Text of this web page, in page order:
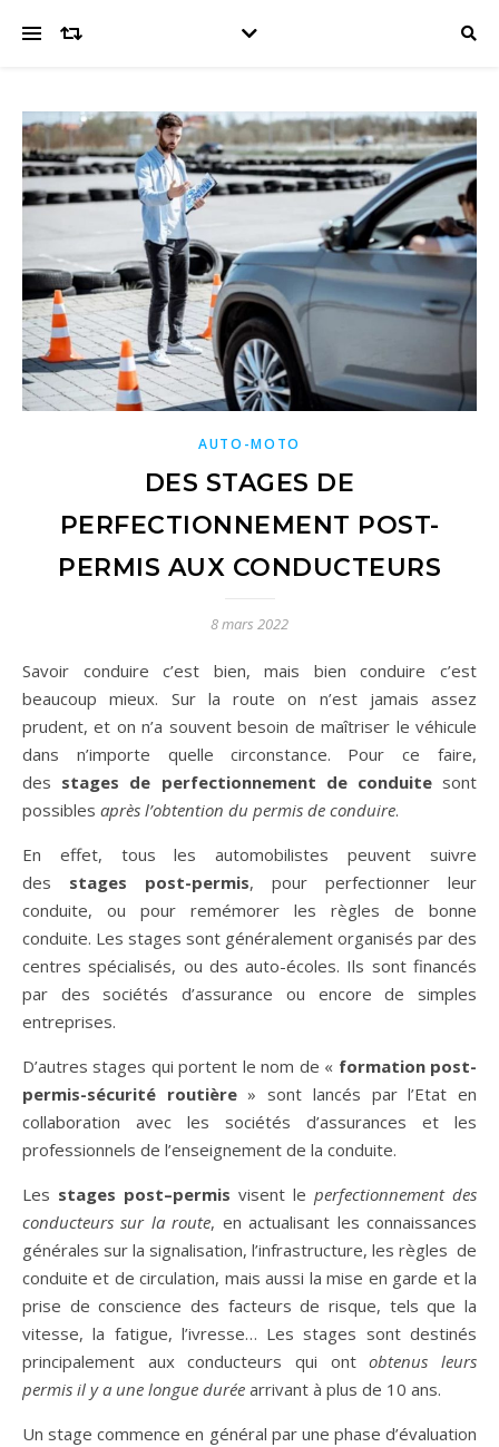
AUTO-MOTO
DES STAGES DE
PERFECTIONNEMENT POST-
PERMIS AUX CONDUCTEURS
8 mars 2022
Savoir conduire c’est bien, mais bien conduire c’est
beaucoup mieux. Sur la route on n’est jamais assez
prudent, et on n’a souvent besoin de maîtriser le véhicule
dans n’importe quelle circonstance. Pour ce faire,
des stages de perfectionnement de conduitesont
possibles après l’obtention du permis de conduire.
En effet, tous les automobilistes peuvent suivre
des stages post-permis, pour perfectionner leur
conduite, ou pour remémorer les règles de bonne
conduite. Les stages sont généralement organisés par des
centres spécialisés, ou des auto-écoles. Ils sont financés
par des sociétés d’assurance ou encore de simples
entreprises.
D’autres stages qui portent le nom de « formation post-
permis-sécurité routière» sont lancés par l’Etat en
collaboration avec les sociétés d’assurances et les
professionnels de l’enseignement de la conduite.
Les stages post–permis visent le perfectionnement des
conducteurs sur la route, en actualisant les connaissances
générales sur la signalisation, l’infrastructure, les règles de
conduite et de circulation, mais aussi la mise en garde et la
prise de conscience des facteurs de risque, tels que la
vitesse, la fatigue, l’ivresse… Les stages sont destinés
principalement aux conducteurs qui ontobtenus leurs
permis il y a une longue durée arrivant à plus de 10 ans.
Un stage commence en général par une phase d’évaluation